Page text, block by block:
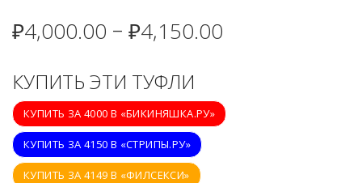
₽4,000.00 – ₽4,150.00
КУПИТЬ ЭТИ ТУФЛИ
КУПИТЬ ЗА 4000 В «БИКИНЯШКА.РУ»
КУПИТЬ ЗА 4150 В «СТРИПЫ.РУ»
КУПИТЬ ЗА 4149 В «ФИЛСЕКСИ»